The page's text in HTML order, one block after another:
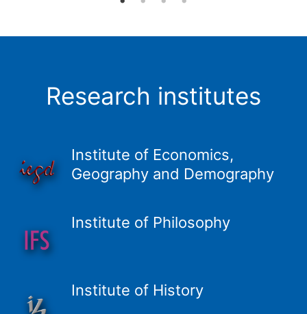
Research institutes
Institute of Economics,
Geography and Demography
Institute of Philosophy
Institute of History